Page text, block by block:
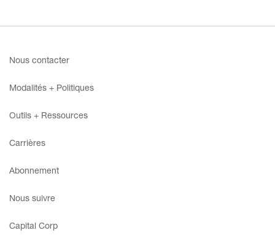
Nous contacter
Modalités + Politiques
Outils + Ressources
Carrières
Abonnement
Nous suivre
Capital Corp